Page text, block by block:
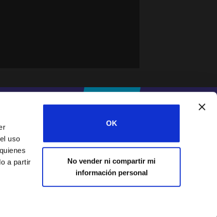
uso
a partir
OK
No vender ni compartir mi
información personal
#IFESWORLD DONA
Home